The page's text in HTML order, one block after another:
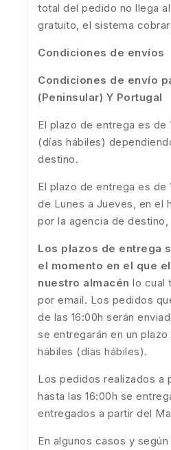
total del pedido no llega
gratuito, el sistema
Condiciones de envíos
Condiciones de envío
(Peninsular) Y Portugal
El plazo de entrega es de
(días hábiles)
destino.
El plazo de entrega es de
de Lunes a Jueves, en el
por la agencia de destino,
Los plazos de entrega
el momento en el que
nuestro almacén lo cual
por email. Los pedidos
de las 16:00h serán
se entregarán en un
hábiles (días hábiles).
Los pedidos realizados a
hasta las 16:00h se
entregados a partir del
En algunos casos y